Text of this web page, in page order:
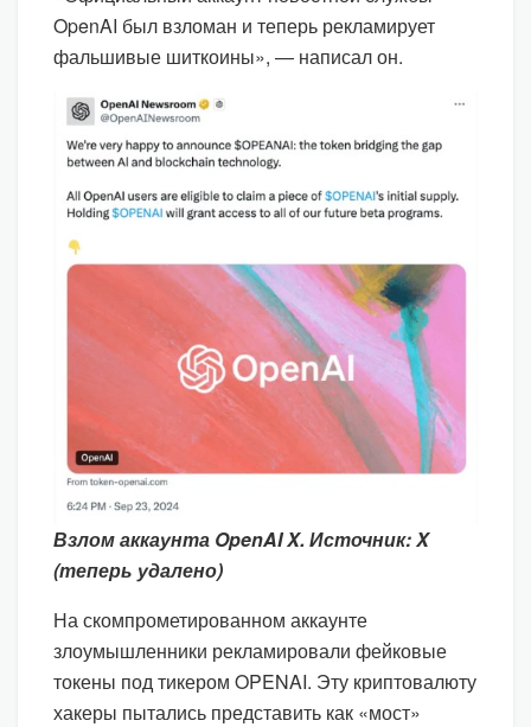
OpenAI был взломан и теперь рекламирует
фальшивые шиткоины», — написал он.
Взлом аккаунта OpenAI X. Источник: X
(теперь удалено)
На скомпрометированном аккаунте
злоумышленники рекламировали фейковые
токены под тикером OPENAI. Эту криптовалюту
хакеры пытались представить как «мост»